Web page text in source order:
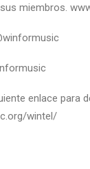
miembros.
enlace para
wintel/